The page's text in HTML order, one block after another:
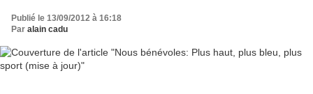
Publié le 13/09/2012 à 16:18
Par alain cadu